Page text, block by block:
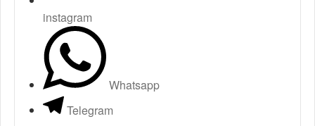
instagram
Whatsapp
Telegram